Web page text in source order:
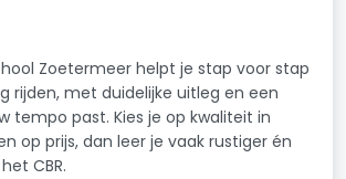
Zoetermeer helpt je stap voor stap
rijden, met duidelijke uitleg en een
tempo past. Kies je op kwaliteit in
op prijs, dan leer je vaak rustiger én
CBR.